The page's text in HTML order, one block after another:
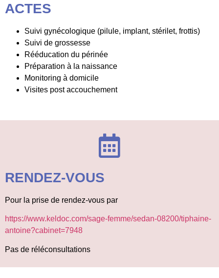
ACTES
Suivi gynécologique (pilule, implant, stérilet, frottis)
Suivi de grossesse
Rééducation du périnée
Préparation à la naissance
Monitoring à domicile
Visites post accouchement
RENDEZ-VOUS
Pour la prise de rendez-vous par
https://www.keldoc.com/sage-femme/sedan-08200/tiphaine-
antoine?cabinet=7948
Pas de réléconsultations